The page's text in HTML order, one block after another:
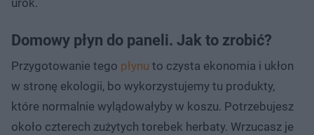
Domowy płyn do paneli. Jak to zrobić?
Przygotowanie tego płynu to czysta ekonomia i ukłon
w stronę ekologii, bo wykorzystujemy tu produkty,
które normalnie wylądowałyby w koszu. Potrzebujesz
około czterech zużytych torebek herbaty. Wrzucasz je